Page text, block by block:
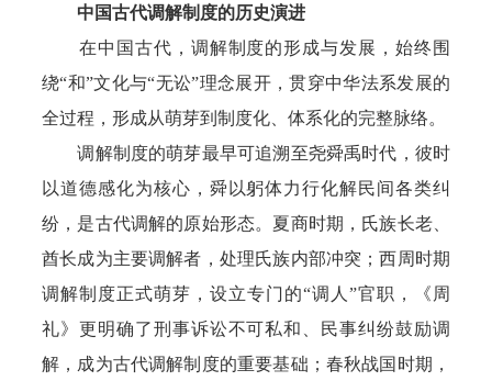
中国古代调解制度的历史演进
在中国古代，调解制度的形成与发展，始终围
绕“和”文化与“无讼”理念展开，贯穿中华法系发展的
全过程，形成从萌芽到制度化、体系化的完整脉络。
调解制度的萌芽最早可追溯至尧舜禹时代，彼时
以道德感化为核心，舜以躬体力行化解民间各类纠
纷，是古代调解的原始形态。夏商时期，氏族长老、
酋长成为主要调解者，处理氏族内部冲突；西周时期
调解制度正式萌芽，设立专门的“调人”官职，《周
礼》更明确了刑事诉讼不可私和、民事纠纷鼓励调
解，成为古代调解制度的重要基础；春秋战国时期，